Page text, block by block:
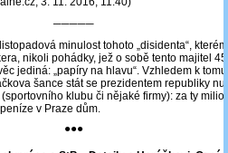
─────
minulost tohoto „disidenta“,
nikoli pohádky, jež o sobě tento majitel
jediná: „papíry na hlavu“. Vzhledem k
šance stát se prezidentem republiky
klubu či nějaké firmy): za ty
v Praze dům.
●●●